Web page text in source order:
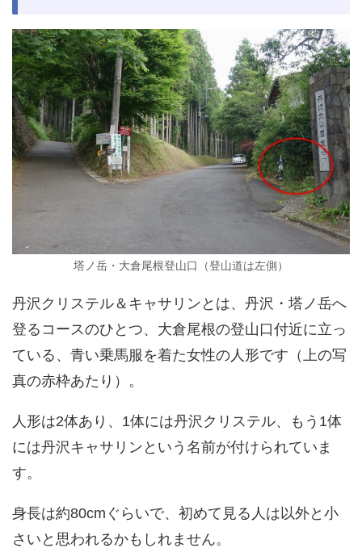
塔ノ岳・大倉尾根登山口（登山道は左側）
丹沢クリステル＆キャサリンとは、丹沢・塔ノ岳へ
登るコースのひとつ、大倉尾根の登山口付近に立っ
ている、青い乗馬服を着た女性の人形です（上の写
真の赤枠あたり）。
人形は2体あり、1体には丹沢クリステル、もう1体
には丹沢キャサリンという名前が付けられていま
す。
身長は約80cmぐらいで、初めて見る人は以外と小
さいと思われるかもしれません。